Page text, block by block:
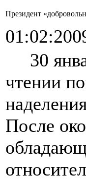
Президент
30
чтении
После